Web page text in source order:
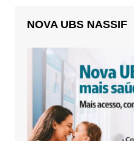
NOVA UBS NASSIF